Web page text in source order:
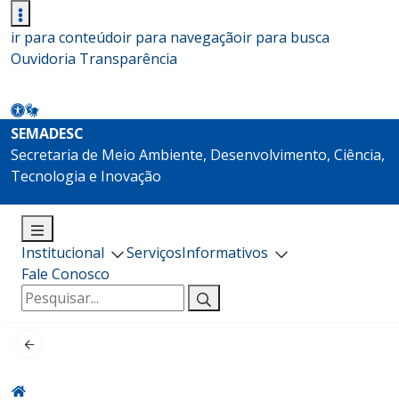
ir para conteúdoir para navegaçãoir para busca
Ouvidoria Transparência
SEMADESC
Secretaria de Meio Ambiente, Desenvolvimento, Ciência,
Tecnologia e Inovação
Institucional ServiçosInformativos
Fale Conosco
Pesquisar
por: